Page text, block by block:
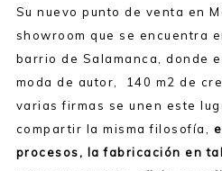
Su nuevo punto de venta en
showroom que se encuentra
barrio de Salamanca, donde
moda de autor, 140 m2 de
varias firmas se unen este
compartir la misma filosofía,
procesos, la fabricación en